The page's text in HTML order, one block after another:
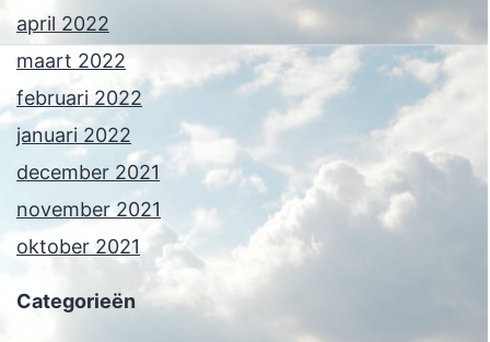
april 2022
maart 2022
februari 2022
januari 2022
december 2021
november 2021
oktober 2021
Categorieën